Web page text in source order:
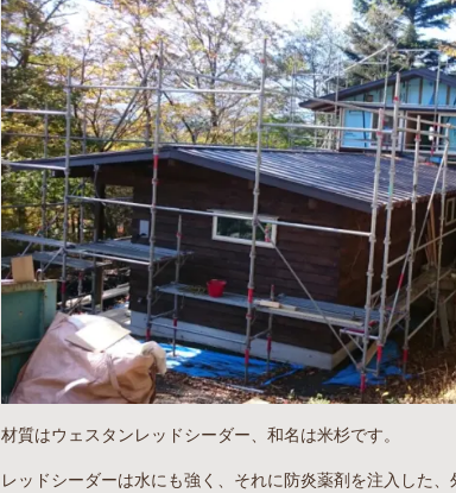
材質はウェスタンレッドシーダー、和名は米杉です。
レッドシーダーは水にも強く、それに防炎薬剤を注入した、